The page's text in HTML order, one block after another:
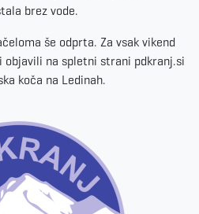
brez vode.
še odprta. Za vsak vikend
na spletni strani pdkranj.si
koča na Ledinah.